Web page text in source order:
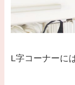
L字コーナーに